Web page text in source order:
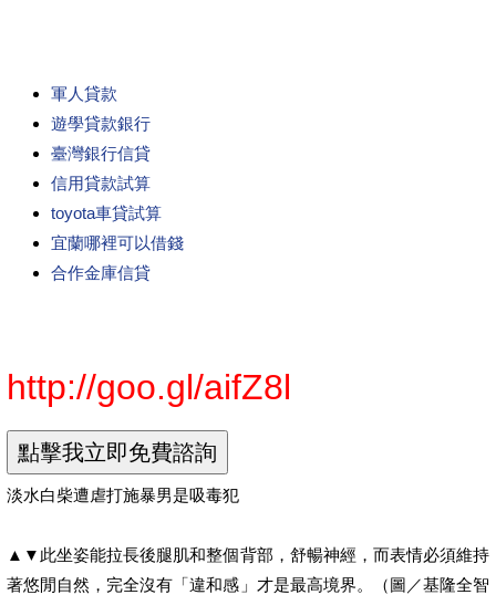
軍人貸款
遊學貸款銀行
臺灣銀行信貸
信用貸款試算
toyota車貸試算
宜蘭哪裡可以借錢
合作金庫信貸
http://goo.gl/aifZ8l
淡水白柴遭虐打施暴男是吸毒犯
▲▼此坐姿能拉長後腿肌和整個背部，舒暢神經，而表情必須維持
著悠閒自然，完全沒有「違和感」才是最高境界。（圖／基隆全智